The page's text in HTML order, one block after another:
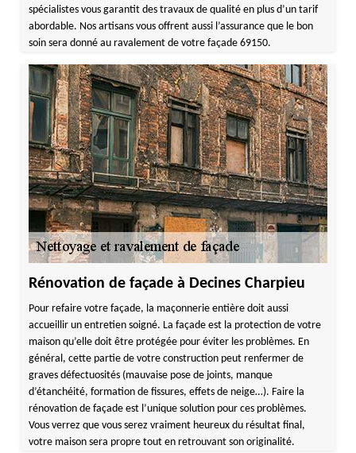
spécialistes vous garantit des travaux de qualité en plus d’un tarif
abordable. Nos artisans vous offrent aussi l’assurance que le bon
soin sera donné au ravalement de votre façade 69150.
Rénovation de façade à Decines Charpieu
Pour refaire votre façade, la maçonnerie entière doit aussi
accueillir un entretien soigné. La façade est la protection de votre
maison qu’elle doit être protégée pour éviter les problèmes. En
général, cette partie de votre construction peut renfermer de
graves défectuosités (mauvaise pose de joints, manque
d’étanchéité, formation de fissures, effets de neige…). Faire la
rénovation de façade est l’unique solution pour ces problèmes.
Vous verrez que vous serez vraiment heureux du résultat final,
votre maison sera propre tout en retrouvant son originalité.